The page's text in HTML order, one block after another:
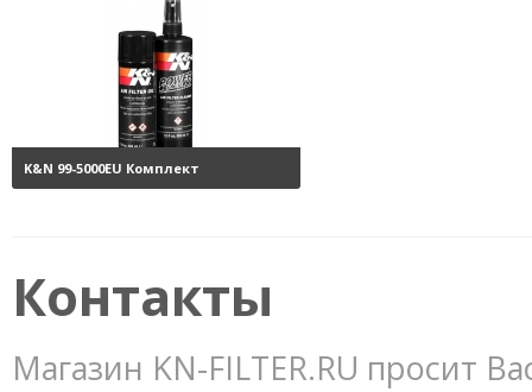
K&N 99-5000EU Комплект
Контакты
Магазин KN-FILTER.RU просит